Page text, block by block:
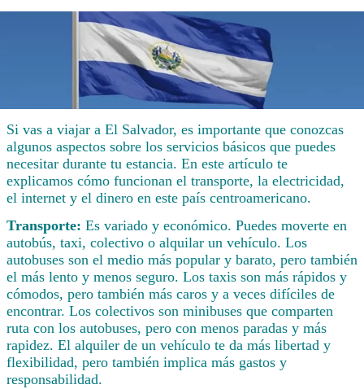
Si vas a viajar a El Salvador, es importante que conozcas
algunos aspectos sobre los servicios básicos que puedes
necesitar durante tu estancia. En este artículo te
explicamos cómo funcionan el transporte, la electricidad,
el internet y el dinero en este país centroamericano.
Transporte: Es variado y económico. Puedes moverte en
autobús, taxi, colectivo o alquilar un vehículo. Los
autobuses son el medio más popular y barato, pero también
el más lento y menos seguro. Los taxis son más rápidos y
cómodos, pero también más caros y a veces difíciles de
encontrar. Los colectivos son minibuses que comparten
ruta con los autobuses, pero con menos paradas y más
rapidez. El alquiler de un vehículo te da más libertad y
flexibilidad, pero también implica más gastos y
responsabilidad.